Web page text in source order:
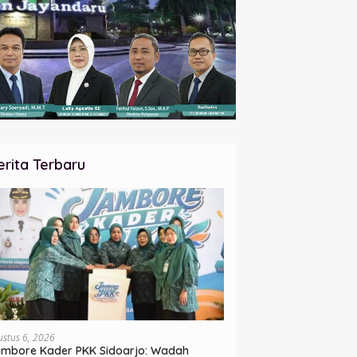
Terbaru
6, 2026
Kader PKK Sidoarjo: Wadah